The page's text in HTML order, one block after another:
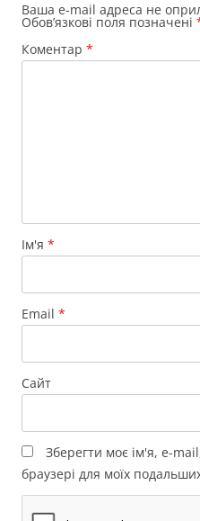
Ваша e-mail адреса не
Обов’язкові поля позначені
Коментар *
Ім'я *
Email *
Сайт
Зберегти моє ім'я, e-
браузері для моїх